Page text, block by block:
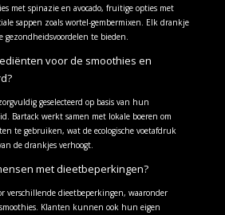
met spinazie en avocado, fruitige opties met
sappen zoals wortel-gembermixen. Elk drankje
gezondheidsvoordelen te bieden.
voor de smoothies en
geselecteerd op basis van hun
Bartack werkt samen met lokale boeren om
te gebruiken, wat de ecologische voetafdruk
de drankjes verhoogt.
met dieetbeperkingen?
verschillende dieetbeperkingen, waaronder
Klanten kunnen ook hun eigen